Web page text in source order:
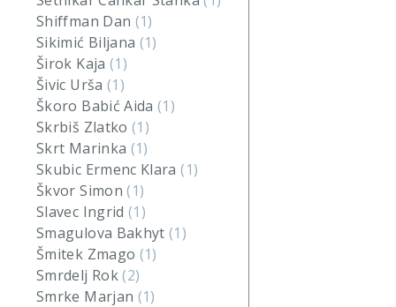
Shiffman Dan (1)
Sikimić Biljana (1)
Širok Kaja (1)
Šivic Urša (1)
Škoro Babić Aida(1)
Skrbiš Zlatko(1)
Skrt Marinka (1)
Skubic Ermenc Klara(1)
Škvor Simon(1)
Slavec Ingrid(1)
Smagulova Bakhyt(1)
Šmitek Zmago (1)
Smrdelj Rok(2)
Smrke Marjan (1)